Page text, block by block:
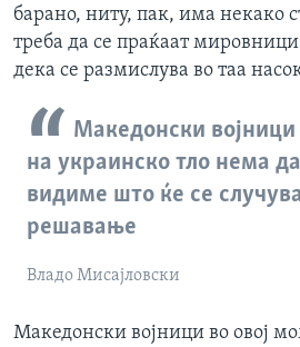
барано, ниту, пак, има некако
треба да се праќаат
дека се размислува во таа
Македонски
на украинско тло нема
видиме што ќе се
решавање
Владо Мисајловски
Македонски војници во овој